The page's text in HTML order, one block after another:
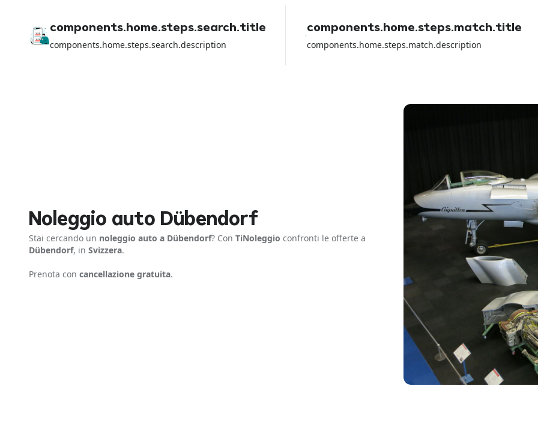
components.home.steps.search.title
components.home.steps.search.description
components.home.steps.match.title
components.home.steps.match.description
Noleggio auto Dübendorf
Stai cercando un noleggio auto a Dübendorf? Con TiNoleggio confronti le offerte a
Dübendorf, in Svizzera.
Prenota con cancellazione gratuita.